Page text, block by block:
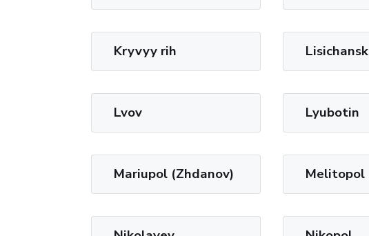
Kryvyy rih Lisichansk
Lvov Lyubotin
Mariupol (Zhdanov) Melitopol